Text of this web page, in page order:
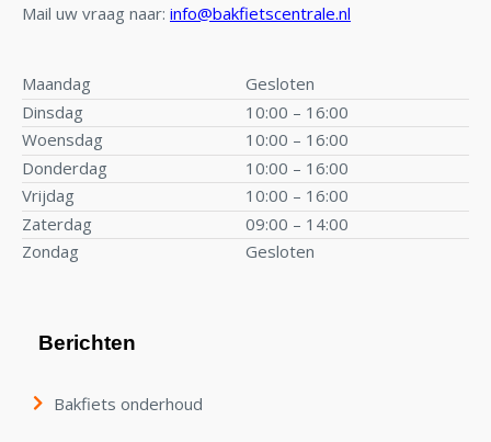
Mail uw vraag naar: info@bakfietscentrale.nl
Maandag
Gesloten
Dinsdag
10:00 – 16:00
Woensdag
10:00 – 16:00
Donderdag
10:00 – 16:00
Vrijdag
10:00 – 16:00
Zaterdag
09:00 – 14:00
Zondag
Gesloten
Berichten
Bakfiets onderhoud